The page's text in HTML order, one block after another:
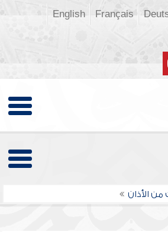
Français
English
من الأذان